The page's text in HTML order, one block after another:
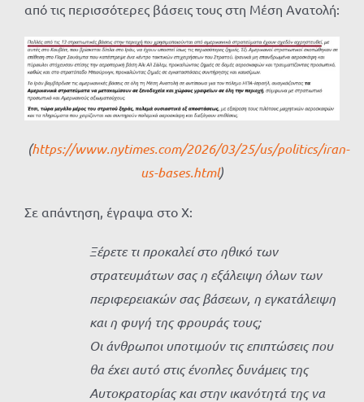
από τις περισσότερες βάσεις τους στη Μέση Ανατολή:
(https://www.nytimes.com/2026/03/25/us/politics/iran-
us-bases.html)
Σε απάντηση, έγραψα στο X:
Ξέρετε τι προκαλεί στο ηθικό των
στρατευμάτων σας η εξάλειψη όλων των
περιφερειακών σας βάσεων, η εγκατάλειψη
και η φυγή της φρουράς τους;
Οι άνθρωποι υποτιμούν τις επιπτώσεις που
θα έχει αυτό στις ένοπλες δυνάμεις της
Αυτοκρατορίας και στην ικανότητά της να